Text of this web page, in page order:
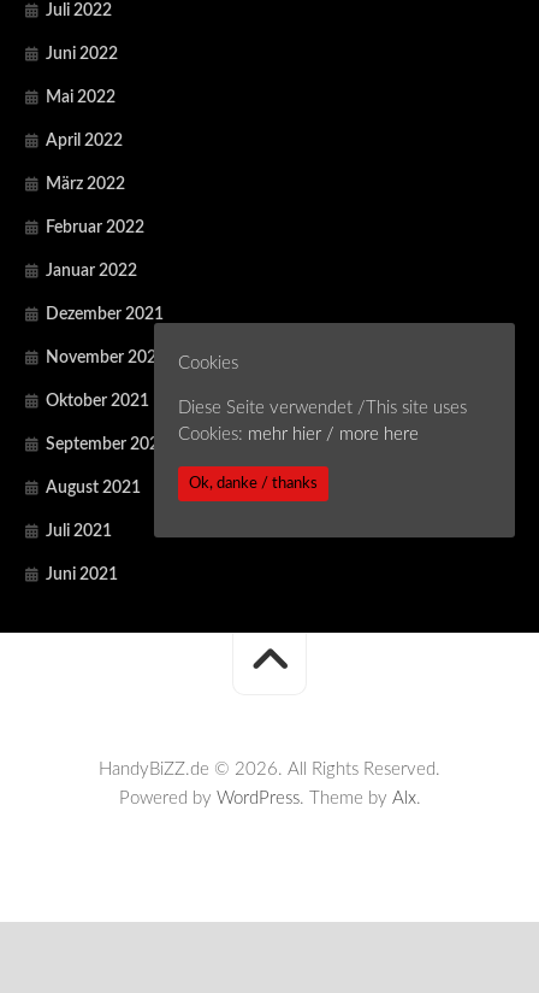
Juli 2022
Juni 2022
Mai 2022
April 2022
März 2022
Februar 2022
Januar 2022
Dezember 2021
November 2021
Oktober 2021
September 2021
August 2021
Juli 2021
Juni 2021
HandyBiZZ.de © 2026. All Rights Reserved.
Powered by WordPress. Theme by Alx.
Cookies
Diese Seite verwendet /This site uses
Cookies: mehr hier / more here
Ok, danke / thanks